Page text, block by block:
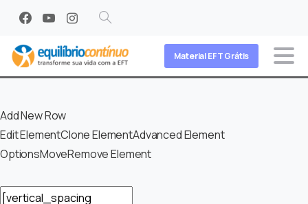
Search
Material EFT Grátis
Add New Row
Edit ElementClone ElementAdvanced Element
OptionsMoveRemove Element
— SPACER —